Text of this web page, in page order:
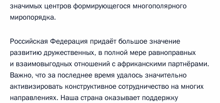
значимых центров формирующегося многополярного
миропорядка.
Российская Федерация придаёт большое значение
развитию дружественных, в полной мере равноправных
и взаимовыгодных отношений с африканскими партнёрами.
Важно, что за последнее время удалось значительно
активизировать конструктивное сотрудничество на многих
направлениях. Наша страна оказывает поддержку